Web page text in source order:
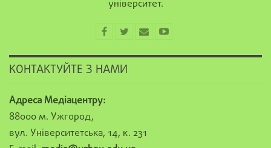
університет.
КОНТАКТУЙТЕ З НАМИ
Адреса Медіацентру:
88000 м. Ужгород,
вул. Університетська, 14, к. 231